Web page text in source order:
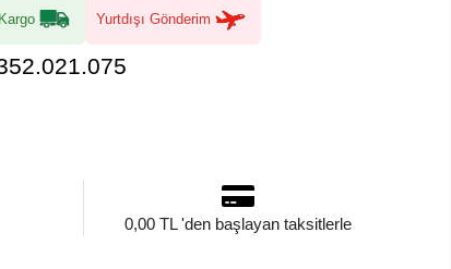
Yurtdışı Gönderim
0,00 TL 'den başlayan taksitlerle